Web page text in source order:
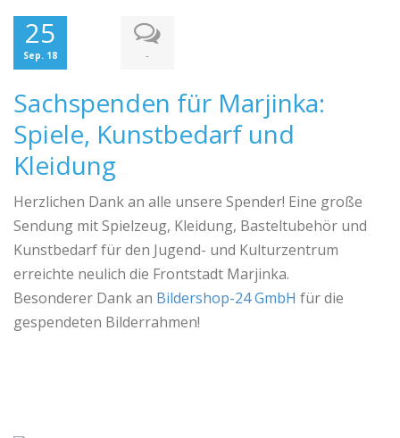
25
Sep. 18 -
Sachspenden für Marjinka:
Spiele, Kunstbedarf und
Kleidung
Herzlichen Dank an alle unsere Spender! Eine große
Sendung mit Spielzeug, Kleidung, Basteltubehör und
Kunstbedarf für den Jugend- und Kulturzentrum
erreichte neulich die Frontstadt Marjinka.
Besonderer Dank an Bildershop-24 GmbH für die
gespendeten Bilderrahmen!